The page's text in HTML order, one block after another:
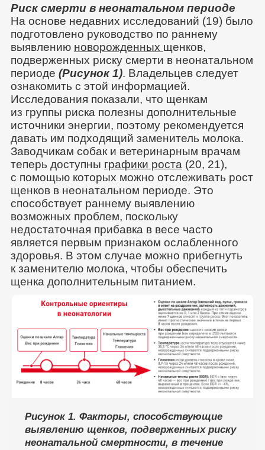
Риск смерти в неонатальном периоде
На основе недавних исследований (19) было
подготовлено руководство по раннему
выявлению новорожденных щенков,
подверженных риску смерти в неонатальном
периоде (Рисунок 1). Владельцев следует
ознакомить с этой информацией.
Исследования показали, что щенкам
из группы риска полезны дополнительные
источники энергии, поэтому рекомендуется
давать им подходящий заменитель молока.
Заводчикам собак и ветеринарным врачам
теперь доступны графики роста (20, 21),
с помощью которых можно отслеживать рост
щенков в неонатальном периоде. Это
способствует раннему выявлению
возможных проблем, поскольку
недостаточная прибавка в весе часто
является первым признаком ослабленного
здоровья. В этом случае можно прибегнуть
к заменителю молока, чтобы обеспечить
щенка дополнительным питанием.
Рисунок 1. Факторы, способствующие
выявлению щенков, подверженных риску
неонатальной смертности, в течение